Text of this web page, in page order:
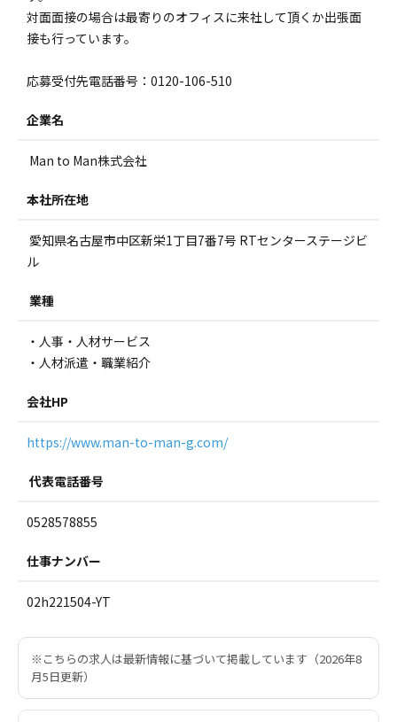
対面面接の場合は最寄りのオフィスに来社して頂くか出張面
接も行っています。
応募受付先電話番号：0120-106-510
企業名
Man to Man株式会社
本社所在地
愛知県名古屋市中区新栄1丁目7番7号 RTセンターステージビ
ル
業種
・人事・人材サービス
・人材派遣・職業紹介
会社HP
https://www.man-to-man-g.com/
代表電話番号
0528578855
仕事ナンバー
02h221504-YT
※こちらの求人は最新情報に基づいて掲載しています（2026年8
月5日更新）